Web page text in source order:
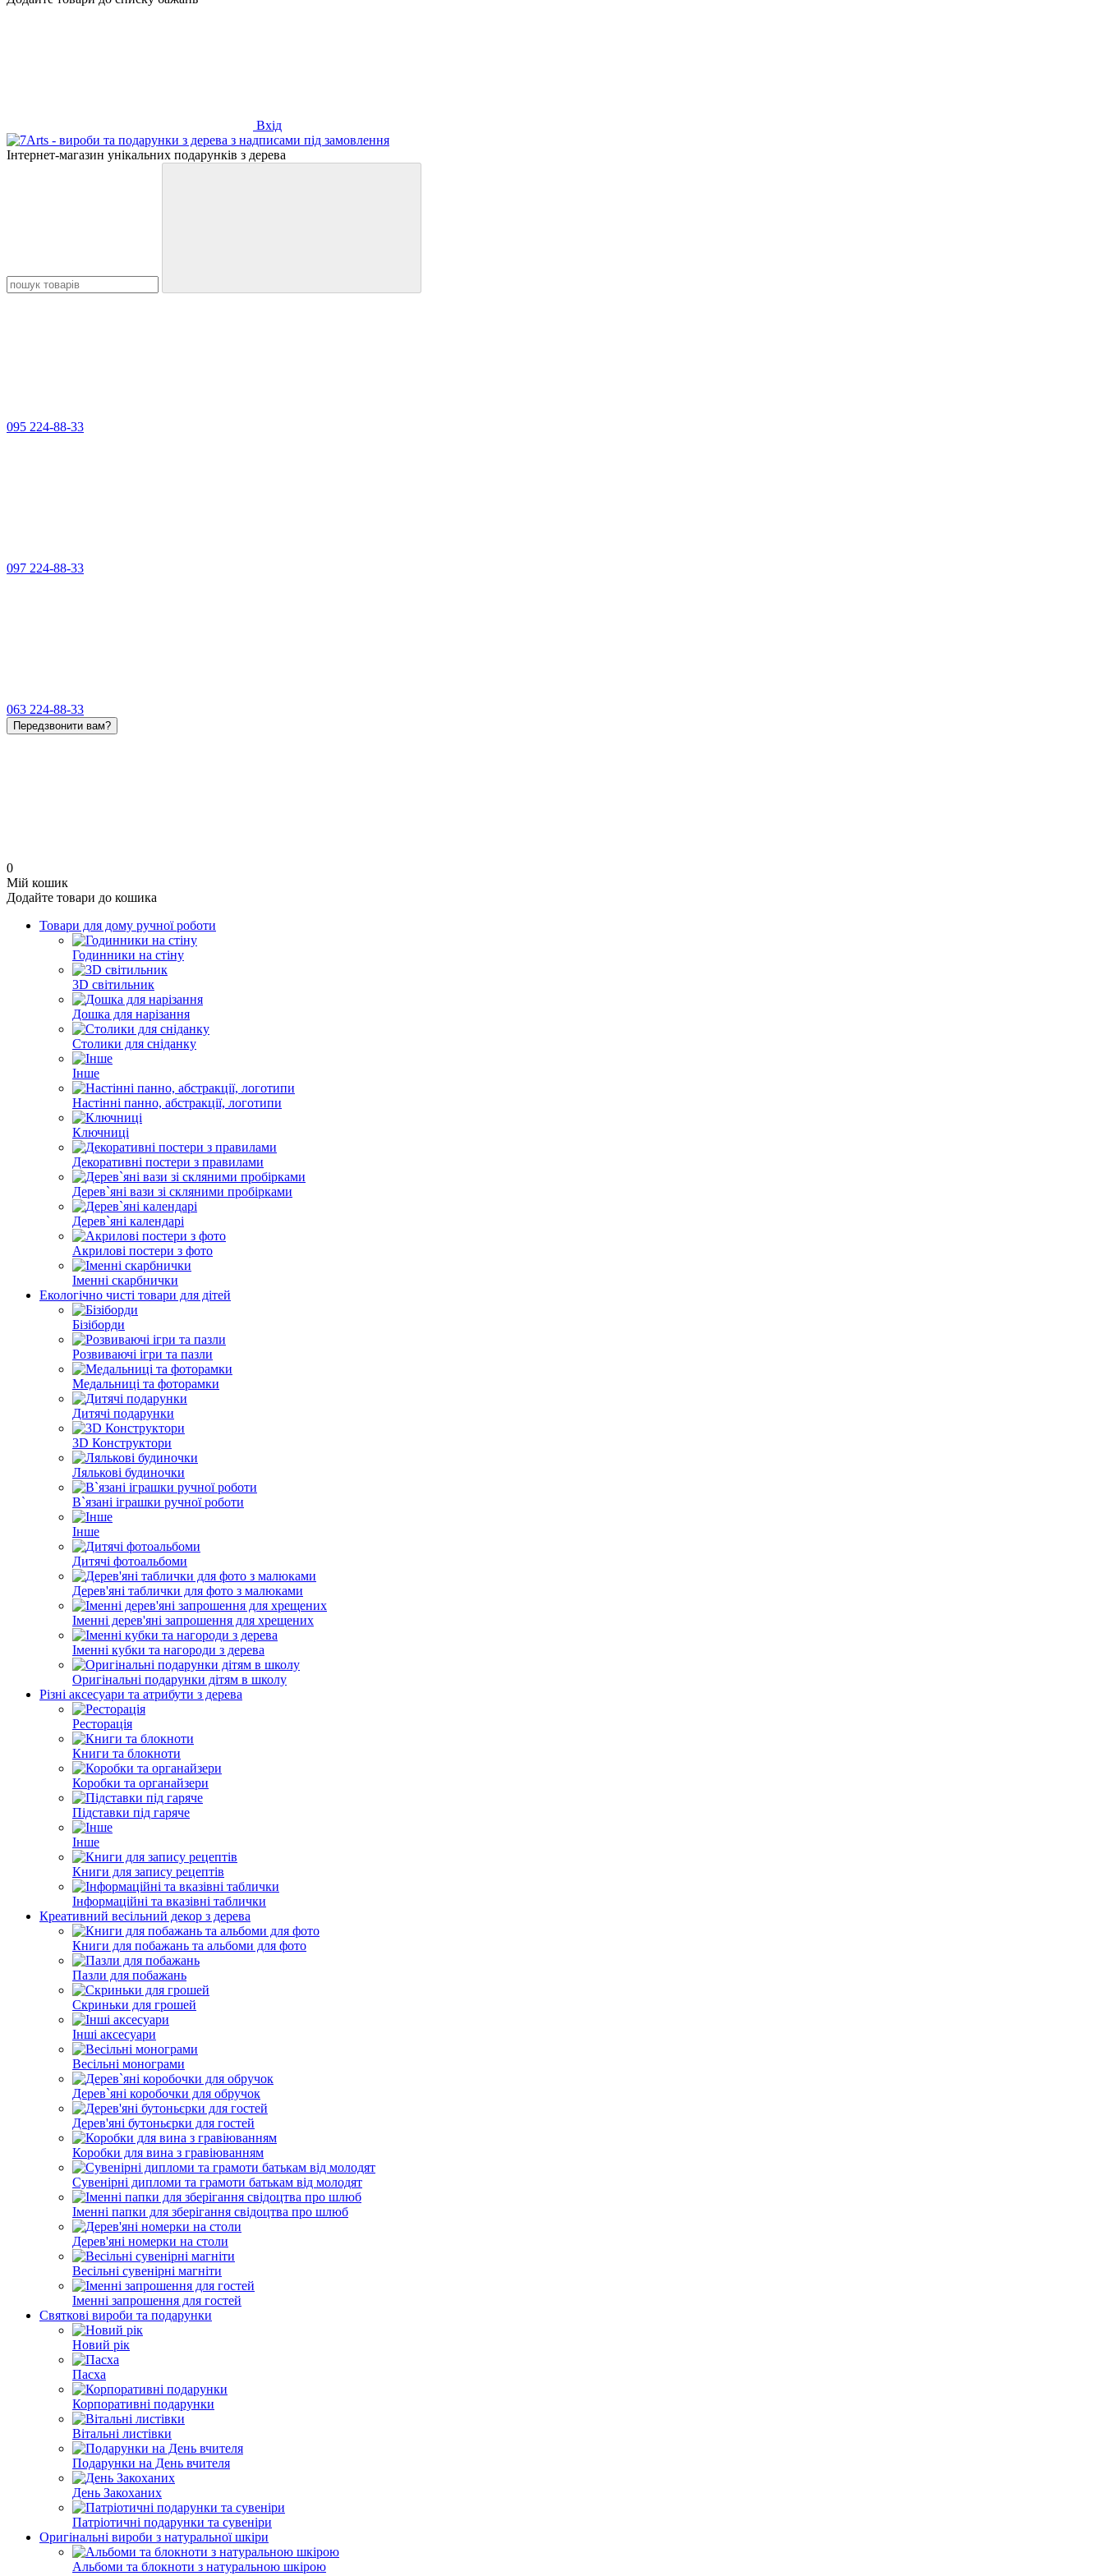
Вхід
Інтернет-магазин унікальних подарунків з дерева
095 224-88-33
097 224-88-33
063 224-88-33
Передзвонити вам?
0
Мій кошик
Додайте товари до кошика
Товари для дому ручної роботи
Годинники на стіну
3D світильник
Дошка для нарізання
Столики для сніданку
Інше
Настінні панно, абстракції, логотипи
Ключниці
Декоративні постери з правилами
Дерев`яні вази зі скляними пробірками
Дерев`яні календарі
Акрилові постери з фото
Іменні скарбнички
Екологічно чисті товари для дітей
Бізіборди
Розвиваючі ігри та пазли
Медальниці та фоторамки
Дитячі подарунки
3D Конструктори
Лялькові будиночки
В`язані іграшки ручної роботи
Інше
Дитячі фотоальбоми
Дерев'яні таблички для фото з малюками
Іменні дерев'яні запрошення для хрещених
Іменні кубки та нагороди з дерева
Оригінальні подарунки дітям в школу
Різні аксесуари та атрибути з дерева
Ресторація
Книги та блокноти
Коробки та органайзери
Підставки під гаряче
Інше
Книги для запису рецептів
Інформаційні та вказівні таблички
Креативний весільний декор з дерева
Книги для побажань та альбоми для фото
Пазли для побажань
Скриньки для грошей
Інші аксесуари
Весільні монограми
Дерев`яні коробочки для обручок
Дерев'яні бутоньєрки для гостей
Коробки для вина з гравіюванням
Сувенірні дипломи та грамоти батькам від молодят
Іменні папки для зберігання свідоцтва про шлюб
Дерев'яні номерки на столи
Весільні сувенірні магніти
Іменні запрошення для гостей
Святкові вироби та подарунки
Новий рік
Пасха
Корпоративні подарунки
Вітальні листівки
Подарунки на День вчителя
День Закоханих
Патріотичні подарунки та сувеніри
Оригінальні вироби з натуральної шкіри
Альбоми та блокноти з натуральною шкірою